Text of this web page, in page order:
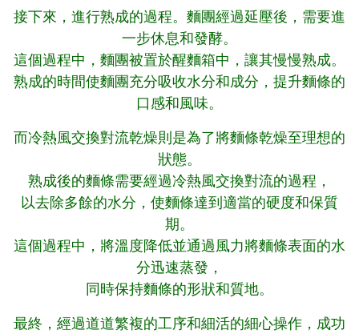
接下來，進行熟成的過程。麵團經過延壓後，需要進
一步休息和發酵。
這個過程中，麵團被置於醒麵箱中，讓其慢慢熟成。
熟成的時間使麵團充分吸收水分和成分，提升麵條的
口感和風味。
而冷熱風交換對流乾燥則是為了將麵條乾燥至理想的
狀態。
熟成後的麵條需要經過冷熱風交換對流的過程，
以去除多餘的水分，使麵條達到適當的硬度和保質
期。
這個過程中，將溫度降低並通過風力將麵條表面的水
分迅速蒸發，
同時保持麵條的形狀和質地。
最終，經過道道繁複的工序和細活的細心操作，成功